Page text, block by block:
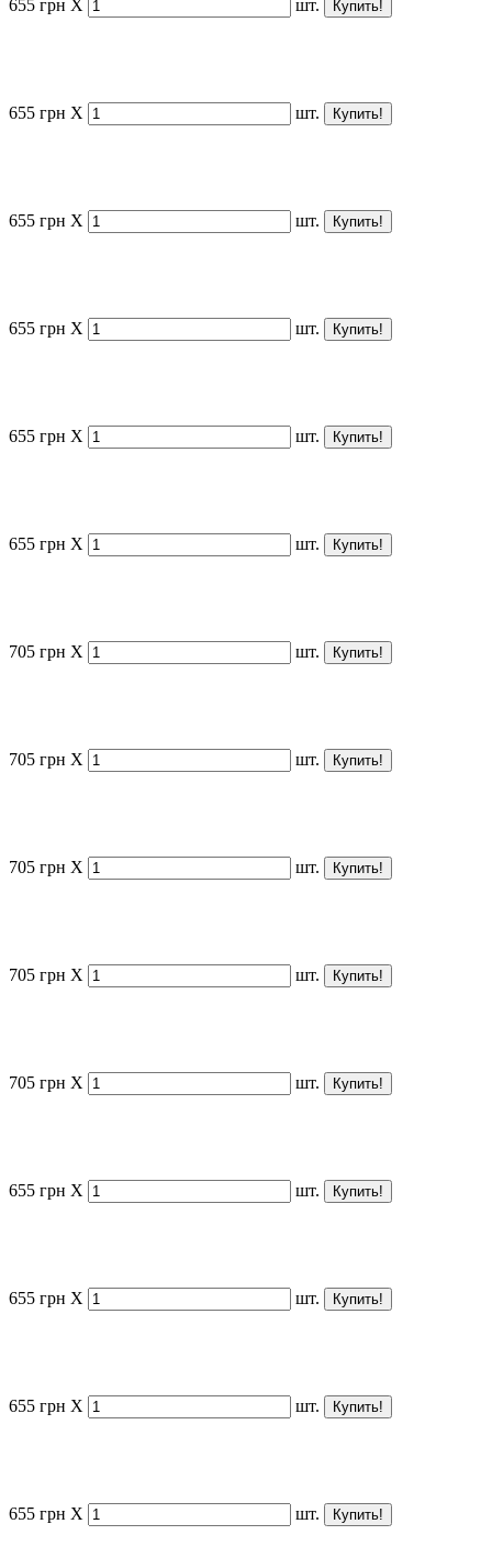
655 грн X шт.
655 грн X шт.
655 грн X шт.
655 грн X шт.
655 грн X шт.
655 грн X шт.
705 грн X шт.
705 грн X шт.
705 грн X шт.
705 грн X шт.
705 грн X шт.
655 грн X шт.
655 грн X шт.
655 грн X шт.
655 грн X шт.